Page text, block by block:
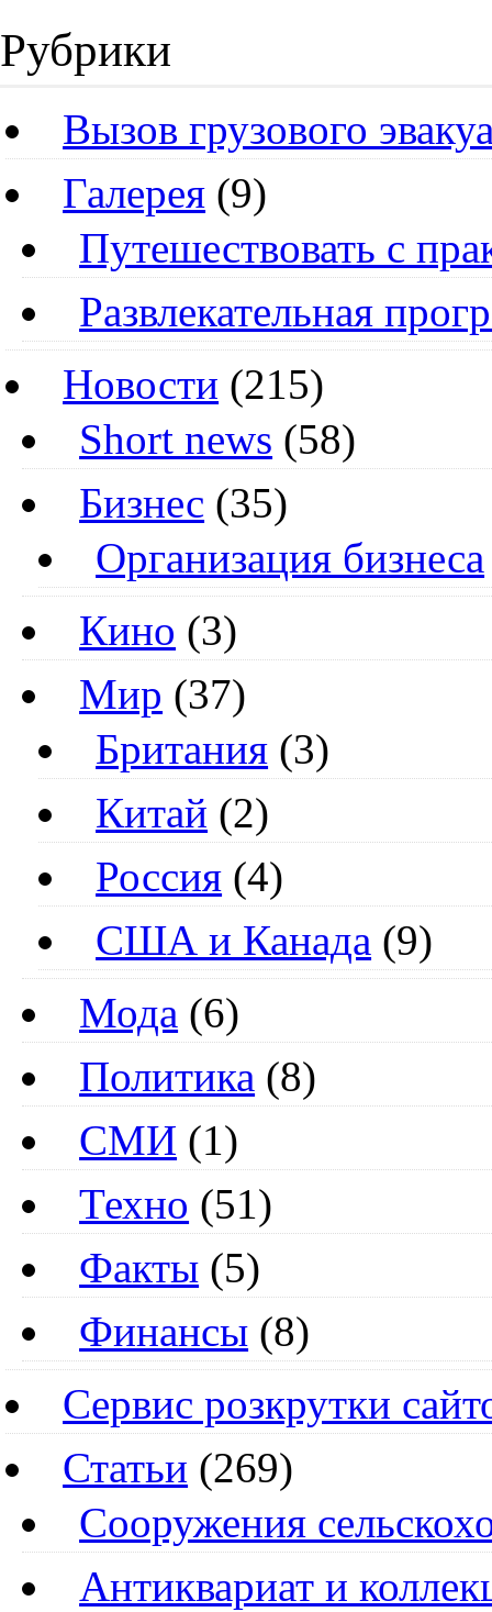
Рубрики
Вызов грузового
Галерея (9)
Путешествовать с
Развлекательная
Новости (215)
Short news (58)
Бизнес (35)
Организация бизнеса
Кино (3)
Мир (37)
Британия (3)
Китай (2)
Россия (4)
США и Канада (9)
Мода (6)
Политика (8)
СМИ (1)
Техно (51)
Факты (5)
Финансы (8)
Сервис розкрутки
Статьи (269)
Cооружения
Антиквариат и